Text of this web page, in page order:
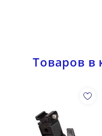
Товаров в